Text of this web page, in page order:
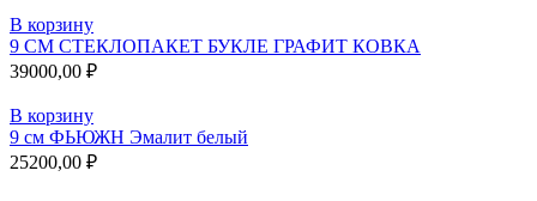
В корзину
9 СМ СТЕКЛОПАКЕТ БУКЛЕ ГРАФИТ КОВКА
39000,00 ₽
В корзину
9 см ФЬЮЖН Эмалит белый
25200,00 ₽